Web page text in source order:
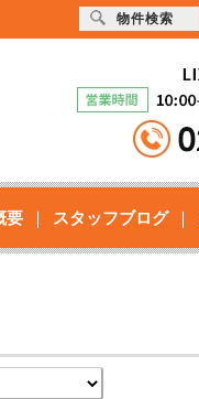
要 スタッフブログ
物件検索